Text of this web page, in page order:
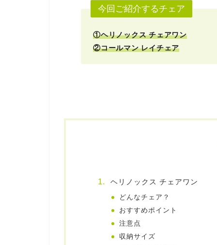
今回ご紹介するチェア
①ヘリノックス チェアワン
②コールマン レイチェア
ヘリノックス チェアワン
どんなチェア？
おすすめポイント
注意点
収納サイズ